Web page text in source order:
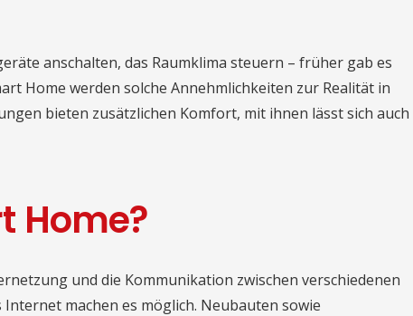
anschalten, das Raumklima steuern – früher gab es
Home werden solche Annehmlichkeiten zur Realität in
bieten zusätzlichen Komfort, mit ihnen lässt sich auch
Home?
und die Kommunikation zwischen verschiedenen
machen es möglich. Neubauten sowie